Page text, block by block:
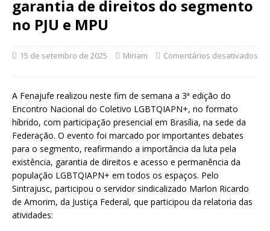
garantia de direitos do segmento
no PJU e MPU
15 de setembro de 2025 Miriam Comentários desativados
A Fenajufe realizou neste fim de semana a 3ª edição do
Encontro Nacional do Coletivo LGBTQIAPN+, no formato
híbrido, com participação presencial em Brasília, na sede da
Federação. O evento foi marcado por importantes debates
para o segmento, reafirmando a importância da luta pela
existência, garantia de direitos e acesso e permanência da
população LGBTQIAPN+ em todos os espaços. Pelo
Sintrajusc, participou o servidor sindicalizado Marlon Ricardo
de Amorim, da Justiça Federal, que participou da relatoria das
atividades: